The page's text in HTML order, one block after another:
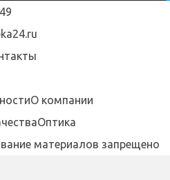
О компании
Оптика
материалов запрещено